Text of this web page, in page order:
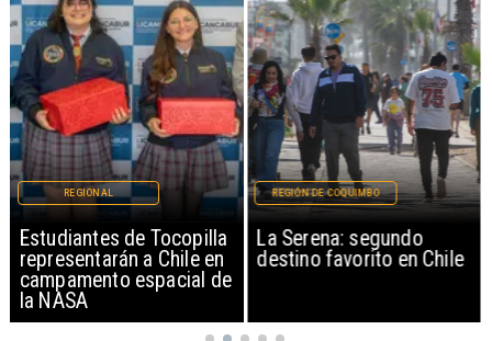
Estudiantes de Tocopilla
representarán a Chile en
campamento espacial de
la NASA
REGIONAL
La Serena: segundo
destino favorito en Chile
REGIÓN DE COQUIMBO